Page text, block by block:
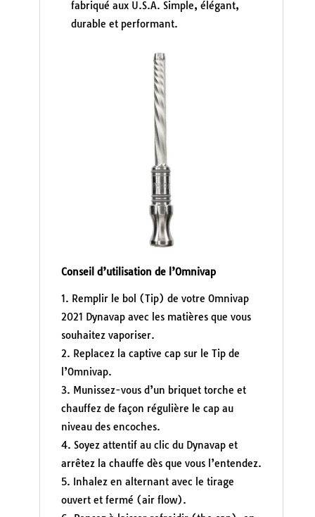
fabriqué aux U.S.A. Simple, élégant,
durable et performant.
Conseil d’utilisation de l’Omnivap
Remplir le bol (Tip) de votre Omnivap
2021 Dynavap avec les matières que vous
souhaitez vaporiser.
Replacez la captive cap sur le Tip de
l’Omnivap.
Munissez-vous d’un briquet torche et
chauffez de façon régulière le cap au
niveau des encoches.
Soyez attentif au clic du Dynavap et
arrêtez la chauffe dès que vous l’entendez.
Inhalez en alternant avec le tirage
ouvert et fermé (air flow).